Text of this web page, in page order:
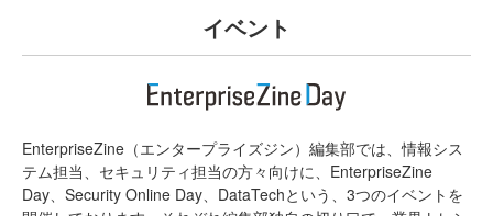
イベント
EnterpriseZine（エンタープライズジン）編集部では、情報シス
テム担当、セキュリティ担当の方々向けに、EnterpriseZine
Day、Security Online Day、DataTechという、3つのイベントを